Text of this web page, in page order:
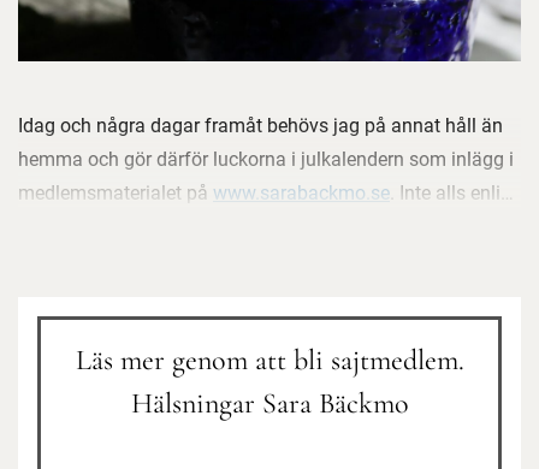
Idag och några dagar framåt behövs jag på annat håll än
hemma och gör därför luckorna i julkalendern som inlägg i
medlemsmaterialet på www.sarabackmo.se . Inte alls enligt
Läs mer genom att bli sajtmedlem.
Hälsningar Sara Bäckmo